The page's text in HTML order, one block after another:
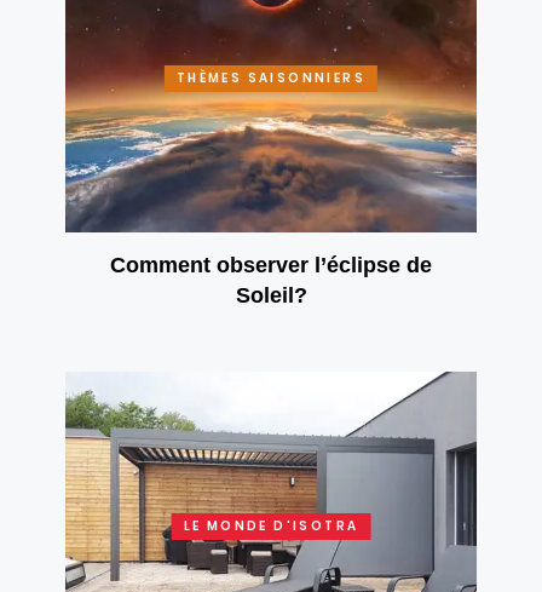
THÈMES SAISONNIERS
Comment observer l’éclipse de
Soleil?
LE MONDE D'ISOTRA